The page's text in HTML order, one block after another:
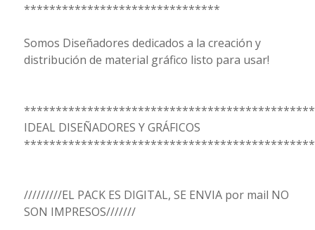
*******************************
Somos Diseñadores dedicados a la creación y
distribución de material gráfico listo para usar!
IDEAL DISEÑADORES Y GRÁFICOS
/////////EL PACK ES DIGITAL, SE ENVIA por mail NO
SON IMPRESOS///////